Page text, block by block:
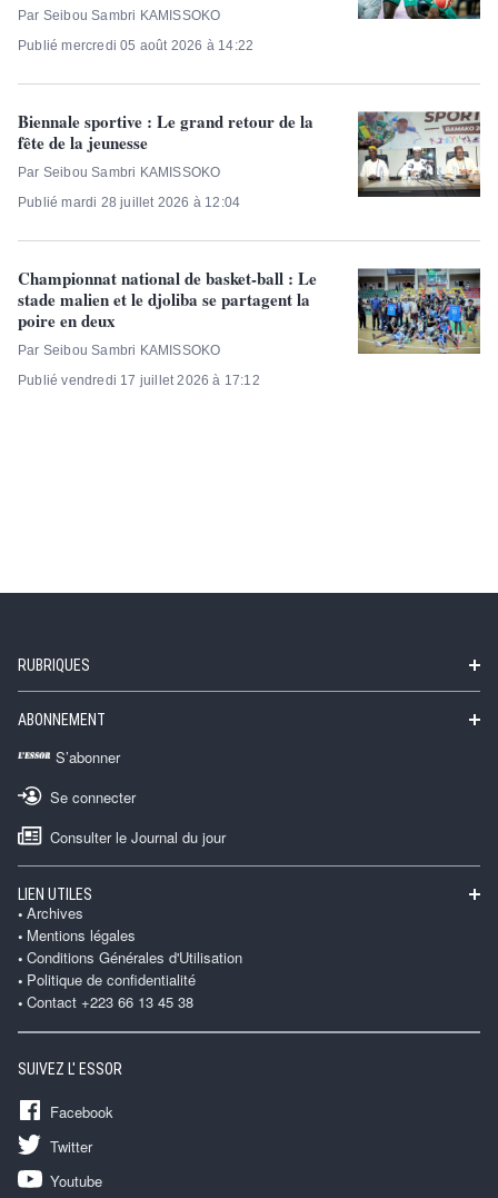
Par Seibou Sambri KAMISSOKO
Publié mercredi 05 août 2026 à 14:22
Biennale sportive : Le grand retour de la
fête de la jeunesse
Par Seibou Sambri KAMISSOKO
Publié mardi 28 juillet 2026 à 12:04
Championnat national de basket-ball : Le
stade malien et le djoliba se partagent la
poire en deux
Par Seibou Sambri KAMISSOKO
Publié vendredi 17 juillet 2026 à 17:12
RUBRIQUES
ABONNEMENT
S’abonner
Se connecter
Consulter le Journal du jour
LIEN UTILES
Archives
Mentions légales
Conditions Générales d'Utilisation
Politique de confidentialité
Contact +223 66 13 45 38
SUIVEZ L' ESSOR
Facebook
Twitter
Youtube